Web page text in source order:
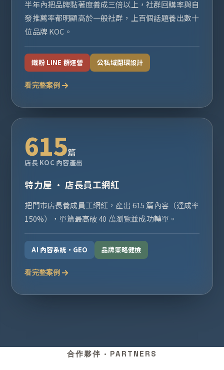
半年內把品牌黏著度養成三倍以上，社群回購率與自
發推薦率都明顯高於一般社群，上百個話題養出數十
位品牌 KOC。
鐵粉 LINE 群運營 公私域閉環設計
看完整案例
615篇
店長 KOC 內容產出
特力屋 · 店長員工網紅
把門市店長養成員工網紅，產出 615 篇內容（達成率
150%），單篇最高破 40 萬瀏覽並成功轉單。
AI 內容系統・GEO 品牌策略健檢
看完整案例
合作夥伴 · PARTNERS